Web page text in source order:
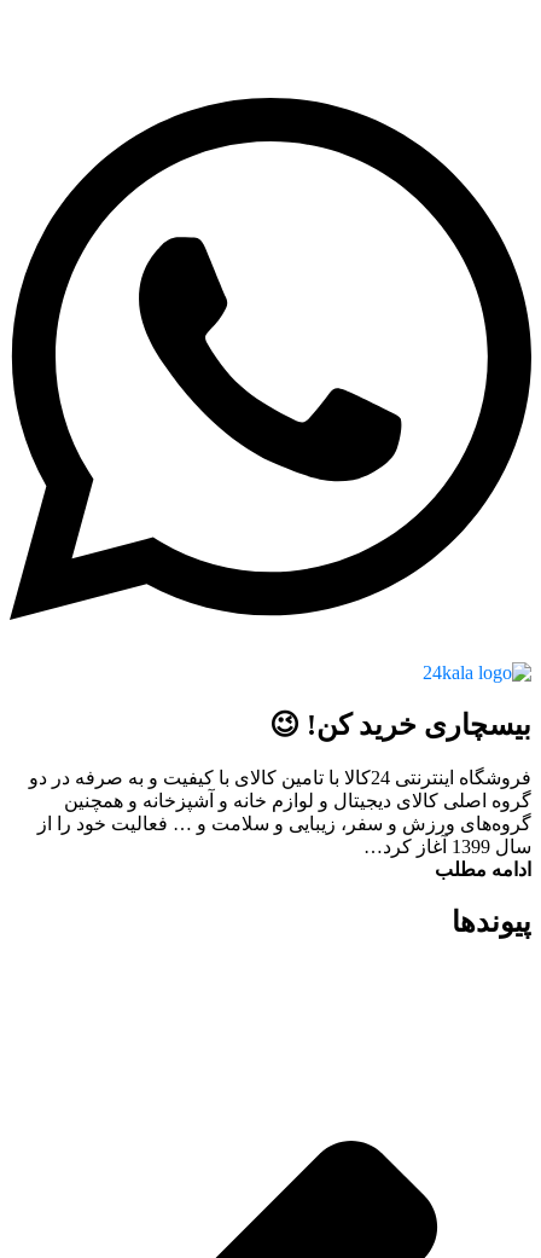
بیسچاری خرید کن! 😉
فروشگاه اینترنتی 24کالا با تامین کالای با کیفیت و به صرفه در دو
گروه اصلی کالای دیجیتال و لوازم خانه و آشپزخانه و همچنین
گروه‌های ورزش و سفر، زیبایی و سلامت و … فعالیت خود را از
سال 1399 آغاز کرد…
ادامه مطلب
پیوند‌ها